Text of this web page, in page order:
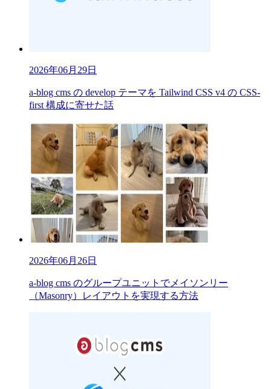
2026年06月29日
a-blog cms の develop テーマを Tailwind CSS v4 の CSS-
first 構成に寄せた話
2026年06月26日
a-blog cms のグループユニットでメイソンリー
（Masonry）レイアウトを実現する方法